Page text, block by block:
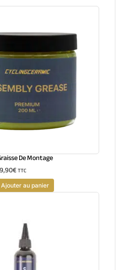
De Montage
€TTC
Ajouter au panier